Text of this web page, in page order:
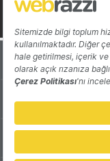
Hakkında
Katkıda Bulun